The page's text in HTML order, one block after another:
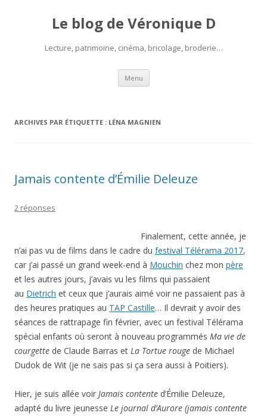
Le blog de Véronique D
Lecture, patrimoine, cinéma, bricolage, broderie…
Menu Aller
contenu
ARCHIVES PAR ÉTIQUETTE : LÉNA MAGNIEN
Jamais contente d’Émilie Deleuze
2 réponses
Finalement, cette année, je
n’ai pas vu de films dans le cadre du festival Télérama 2017,
car j’ai passé un grand week-end à Mouchin chez mon père
et les autres jours, j’avais vu les films qui passaient
au Dietrich et ceux que j’aurais aimé voir ne passaient pas à
des heures pratiques au TAP Castille… Il devrait y avoir des
séances de rattrapage fin février, avec un festival Télérama
spécial enfants où seront à nouveau programmés Ma vie de
courgette de Claude Barras et La Tortue rouge de Michael
Dudok de Wit (je ne sais pas si ça sera aussi à Poitiers).
Hier, je suis allée voir Jamais contente d’Émilie Deleuze,
adapté du livre jeunesse Le journal d’Aurore (jamais contente